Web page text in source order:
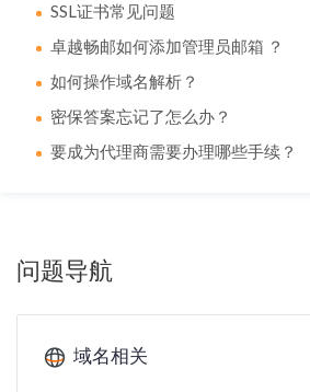
SSL证书常见问题
卓越畅邮如何添加管理员邮箱 ？
如何操作域名解析？
密保答案忘记了怎么办？
要成为代理商需要办理哪些手续？
问题导航
域名相关